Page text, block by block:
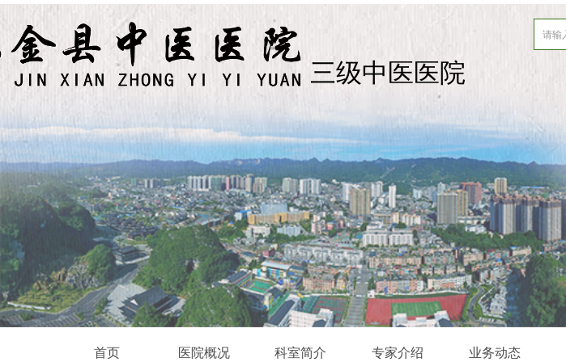
三级中医医院
首页 医院概况 科室简介 专家介绍 业务动态